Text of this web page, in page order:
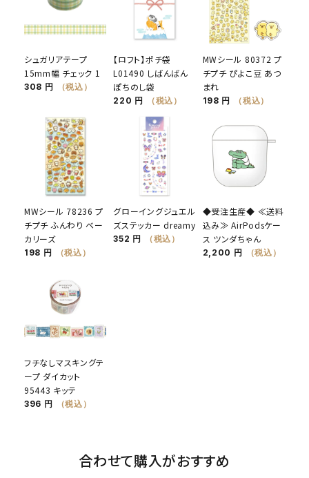
シュガリアテープ
15mm幅 チェック 1
308 円 （税込）
【ロフト】ポチ袋
L01490 しばんばん
ぽちのし袋
220 円 （税込）
MWシール 80372 プ
チプチ ぴよこ豆 あつ
まれ
198 円 （税込）
MWシール 78236 プ
チプチ ふんわり ベー
カリーズ
198 円 （税込）
グローイングジュエル
ズステッカー dreamy
352 円 （税込）
◆受注生産◆ ≪送料
込み≫ AirPodsケー
ス ツンダちゃん
2,200 円 （税込）
フチなしマスキングテ
ープ ダイカット
95443 キッテ
396 円 （税込）
合わせて購入がおすすめ